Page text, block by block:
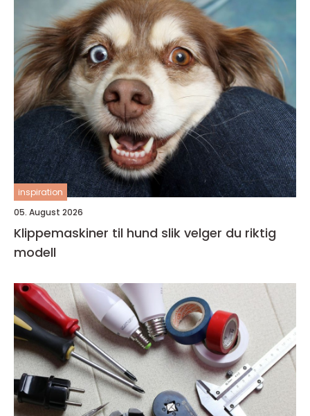
inspiration
05. August 2026
Klippemaskiner til hund slik velger du riktig
modell